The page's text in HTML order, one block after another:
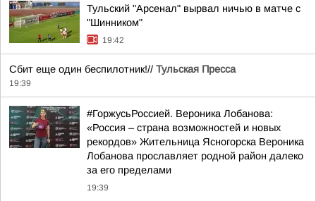
Тульский "Арсенал" вырвал ничью в матче с
"Шинником"
19:42
Сбит еще один беспилотник!// Тульская Пресса
19:39
#ГоржусьРоссией. Вероника Лобанова:
«Россия – страна возможностей и новых
рекордов» Жительница Ясногорска Вероника
Лобанова прославляет родной район далеко
за его пределами
19:39